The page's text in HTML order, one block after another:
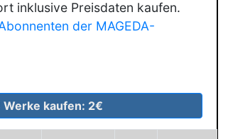
inklusive Preisdaten kaufen.
der MAGEDA-